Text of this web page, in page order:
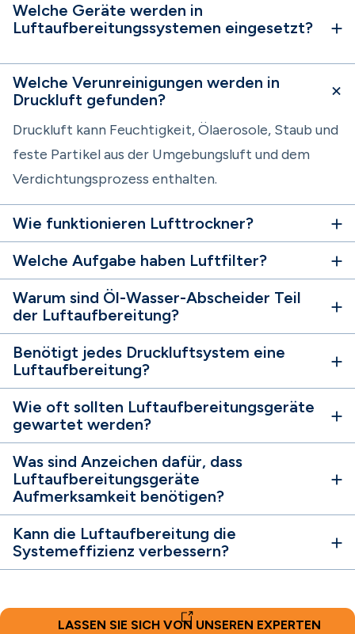
Welche Geräte werden in
Luftaufbereitungssystemen eingesetzt?
Welche Verunreinigungen werden in
Druckluft gefunden?
Druckluft kann Feuchtigkeit, Ölaerosole, Staub und
feste Partikel aus der Umgebungsluft und dem
Verdichtungsprozess enthalten.
Wie funktionieren Lufttrockner?
Welche Aufgabe haben Luftfilter?
Warum sind Öl-Wasser-Abscheider Teil
der Luftaufbereitung?
Benötigt jedes Druckluftsystem eine
Luftaufbereitung?
Wie oft sollten Luftaufbereitungsgeräte
gewartet werden?
Was sind Anzeichen dafür, dass
Luftaufbereitungsgeräte
Aufmerksamkeit benötigen?
Kann die Luftaufbereitung die
Systemeffizienz verbessern?
LASSEN SIE SICH VON UNSEREN EXPERTEN